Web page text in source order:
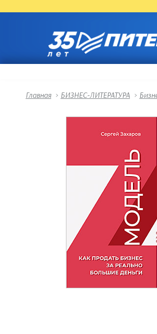
Главная > БИЗНЕС-ЛИТЕРАТУРА >